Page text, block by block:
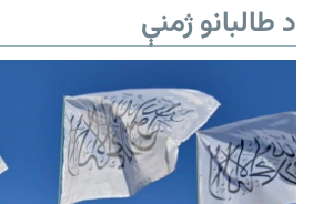
د طالبانو ژمنې